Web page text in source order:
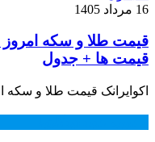
16 مرداد 1405
قیمت ها + جدول
اکوایرانک قیمت طلا و سکه